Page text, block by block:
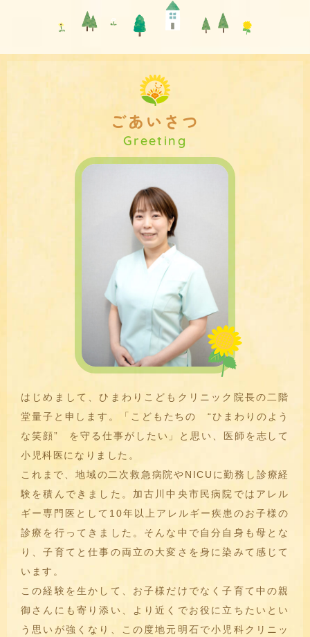
明石市の助成券をお持ちの場合は無料になりま
す。
https://www.city.akashi.lg.jp/shimin_kenkou/kodom
o-k/1kkagetsujikenkoushinsa.html
インスタグラムをはじめました
インスタグラムはこちら
https://www.instagram.com/himawari.kids.cl/
ごあいさつ
はじめまして、ひまわりこどもクリニック院長の二階
堂量子と申します。「こどもたちの “ひまわりのよう
な笑顔” を守る仕事がしたい」と思い、医師を志して
小児科医になりました。
これまで、地域の二次救急病院やNICUに勤務し診療経
験を積んできました。加古川中央市民病院ではアレル
ギー専門医として10年以上アレルギー疾患のお子様の
診療を行ってきました。そんな中で自分自身も母とな
り、子育てと仕事の両立の大変さを身に染みて感じて
います。
この経験を生かして、お子様だけでなく子育て中の親
御さんにも寄り添い、より近くでお役に立ちたいとい
う思いが強くなり、この度地元明石で小児科クリニッ